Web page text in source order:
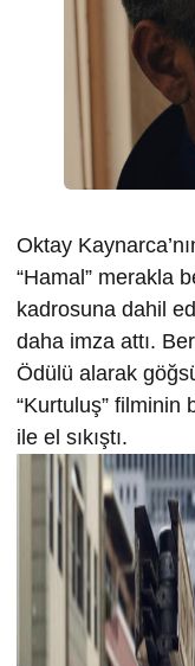
Oktay
“Hamal” merakla
kadrosuna dahil
daha imza attı.
Ödülü alarak
“Kurtuluş” filminin
ile el sıkıştı.